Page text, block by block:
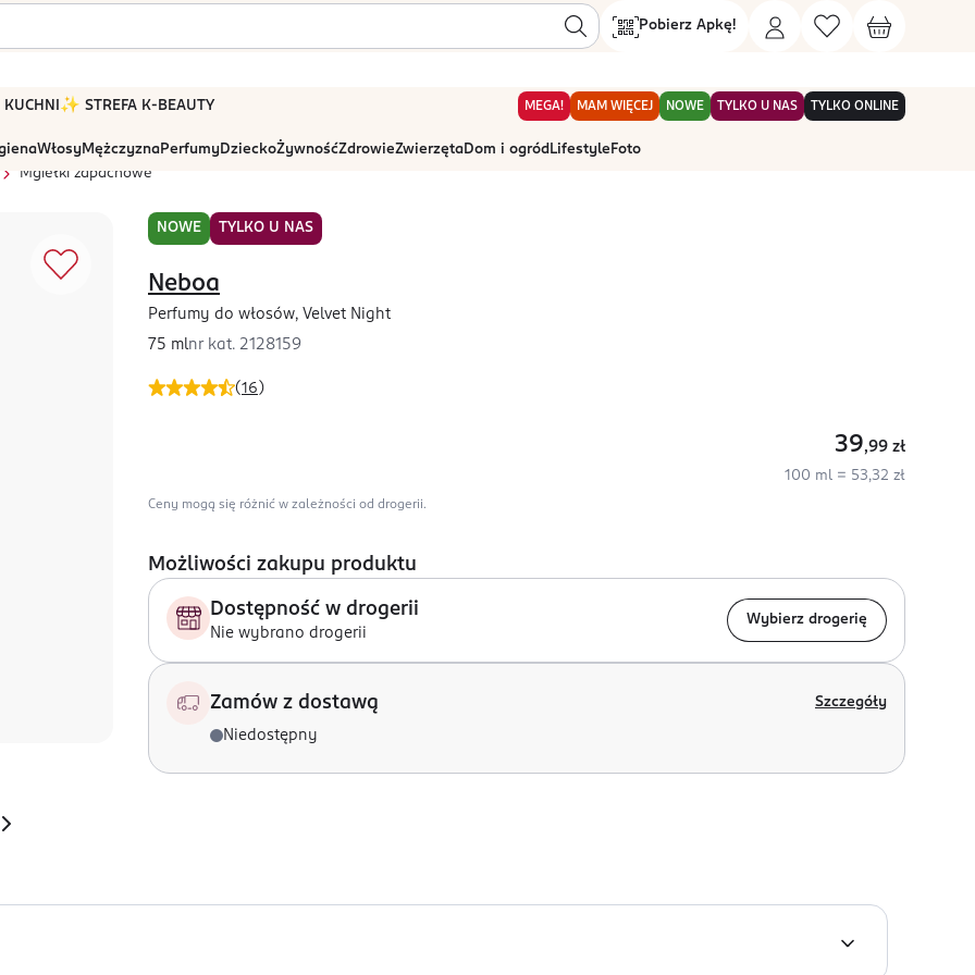
Pobierz Apkę!
KUCHNI ✨ STREFA K-BEAUTY MEGA! MAM WIĘCEJ NOWE TYLKO U NAS TYLKO ONLINE
WłosyMężczyznaPerfumyDzieckoŻywnośćZdrowieZwierzętaDom i ogród Lifestyle Foto
Mgiełki zapachowe
NOWE TYLKO U NAS
(16 )
Neboa
Perfumy do włosów, Velvet Night
75 mlnr kat. 2128159
39,99 zł
100 ml = 53,32 zł
Ceny mogą się różnić w zależności od drogerii.
Możliwości zakupu produktu
Dostępność w drogerii
Nie wybrano drogerii
Wybierz drogerię
Zamów z dostawą Szczegóły
Niedostępny